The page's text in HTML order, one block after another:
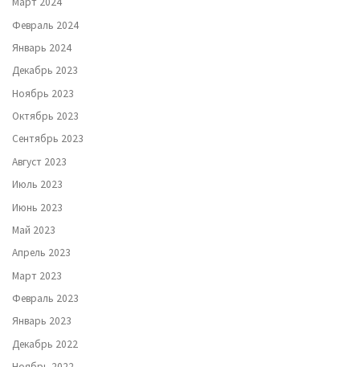
Февраль 2024
Январь 2024
Декабрь 2023
Ноябрь 2023
Октябрь 2023
Сентябрь 2023
Август 2023
Июль 2023
Июнь 2023
Май 2023
Апрель 2023
Март 2023
Февраль 2023
Январь 2023
Декабрь 2022